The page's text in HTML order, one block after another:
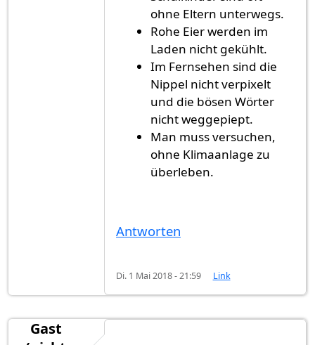
ohne Eltern unterwegs.
Rohe Eier werden im
Laden nicht gekühlt.
Im Fernsehen sind die
Nippel nicht verpixelt
und die bösen Wörter
nicht weggepiept.
Man muss versuchen,
ohne Klimaanlage zu
überleben.
Antworten
Di. 1 Mai 2018 - 21:59 Link
Gast